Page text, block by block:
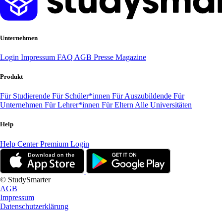
Unternehmen
Login Impressum FAQ AGB Presse Magazine
Produkt
Für Studierende Für Schüler*innen Für Auszubildende Für
Unternehmen Für Lehrer*innen Für Eltern Alle Universitäten
Help
Help CenterPremium Login
© StudySmarter
AGB
Impressum
Datenschutzerklärung